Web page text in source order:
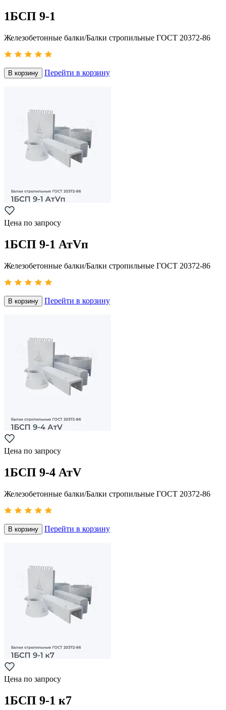
1БСП 9-1
Железобетонные балки/Балки стропильные ГОСТ 20372-86
В корзину Перейти в корзину
Цена по запросу
1БСП 9-1 АтVп
Железобетонные балки/Балки стропильные ГОСТ 20372-86
В корзину Перейти в корзину
Цена по запросу
1БСП 9-4 АтV
Железобетонные балки/Балки стропильные ГОСТ 20372-86
В корзину Перейти в корзину
Цена по запросу
1БСП 9-1 к7